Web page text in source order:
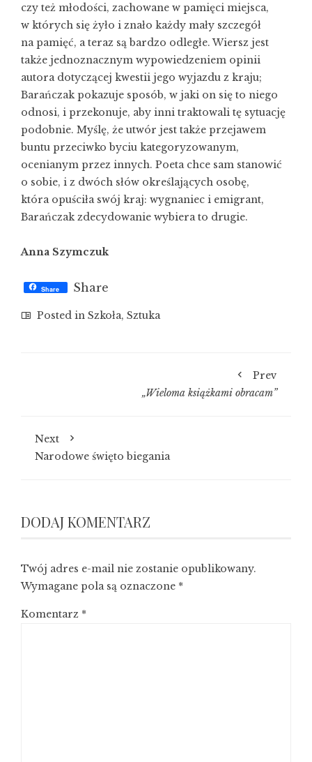
czy też młodości, zachowane w pamięci miejsca,
w których się żyło i znało każdy mały szczegół
na pamięć, a teraz są bardzo odległe. Wiersz jest
także jednoznacznym wypowiedzeniem opinii
autora dotyczącej kwestii jego wyjazdu z kraju;
Barańczak pokazuje sposób, w jaki on się to niego
odnosi, i przekonuje, aby inni traktowali tę sytuację
podobnie. Myślę, że utwór jest także przejawem
buntu przeciwko byciu kategoryzowanym,
ocenianym przez innych. Poeta chce sam stanowić
o sobie, i z dwóch słów określających osobę,
która opuściła swój kraj: wygnaniec i emigrant,
Barańczak zdecydowanie wybiera to drugie.
Anna Szymczuk
Share Share
Posted in Szkoła, Sztuka
Prev
„Wieloma książkami obracam”
Next
Narodowe święto biegania
DODAJ KOMENTARZ
Twój adres e-mail nie zostanie opublikowany.
Wymagane pola są oznaczone *
Komentarz *